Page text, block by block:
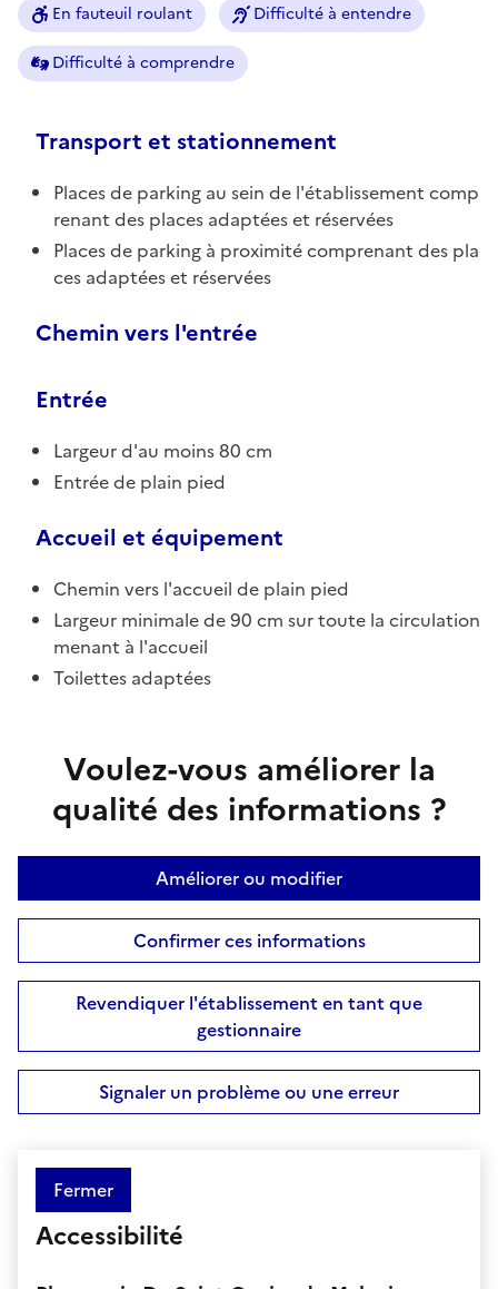
En fauteuil roulant Difficulté à entendre
Difficulté à comprendre
Transport et stationnement
Places de parking au sein de l'établissement comp
renant des places adaptées et réservées
Places de parking à proximité comprenant des pla
ces adaptées et réservées
Chemin vers l'entrée
Entrée
Largeur d'au moins 80 cm
Entrée de plain pied
Accueil et équipement
Chemin vers l'accueil de plain pied
Largeur minimale de 90 cm sur toute la circulation
menant à l'accueil
Toilettes adaptées
Voulez-vous améliorer la
qualité des informations ?
Améliorer ou modifier
Confirmer ces informations
Revendiquer l'établissement en tant que
gestionnaire
Signaler un problème ou une erreur
Fermer
Accessibilité